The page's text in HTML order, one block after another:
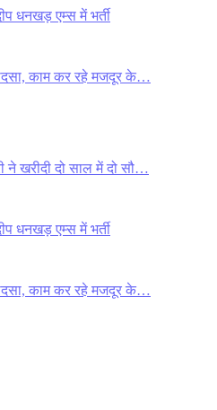
धनखड़ एम्स में भर्ती
काम कर रहे मजदूर के…
ने खरीदी दो साल में दो सौ…
धनखड़ एम्स में भर्ती
काम कर रहे मजदूर के…